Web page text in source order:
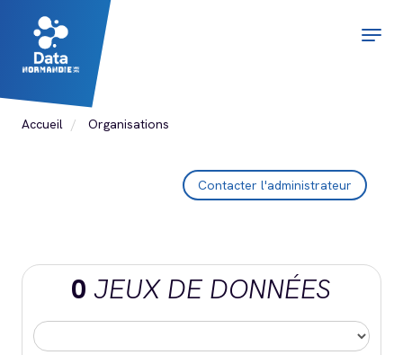
contenu
principal
Accueil Organisations
Contacter l'administrateur
0 JEUX DE DONNÉES